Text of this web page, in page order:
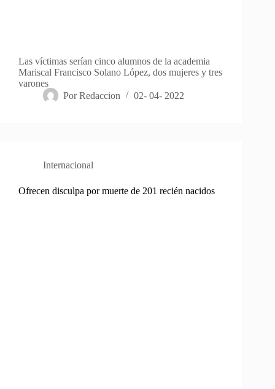
Las víctimas serían cinco alumnos de la academia
Mariscal Francisco Solano López, dos mujeres y tres
varones
Por Redaccion 02- 04- 2022
Internacional
Ofrecen disculpa por muerte de 201 recién nacidos